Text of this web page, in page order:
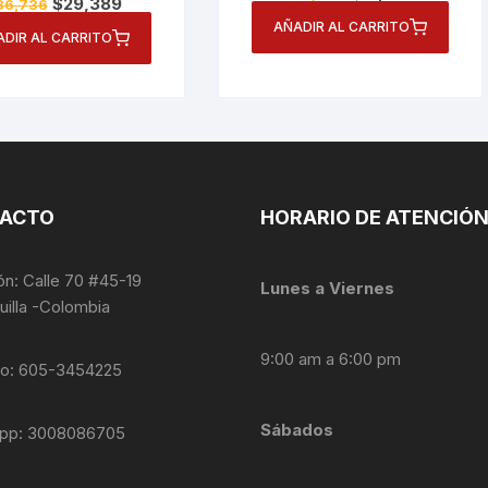
precio
original
$36,736.
precio
actual
es:
$29,389.
AL CARRITO
precio
original
$18,470.
precio
actual
es:
$14,776.
AÑADIR AL CARRITO
Calle 70 #45-19
-Colombia
605-3454225
3008086705
HORARIO DE ATENCIÓN
Lunes a Viernes
9:00 am a 6:00 pm
Sábados